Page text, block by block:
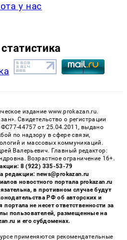
у нас
издание www.prokazan.ru.
Cвидетельство о регистрации
44757 от 25.04.2011, выдано
по надзору в сфере связи,
и массовых коммуникаций.
Валерьевич. Главный редактор:
Возрастное ограничение 16+.
8 (922) 335-53-79
редакции: news@prokazan.ru
новостного портала prokazan.ru
в противном случае будут
РФ об авторских и
не несет ответственности за
пользователей, размещенные на
и его субдоменах.
применяются рекомендательные